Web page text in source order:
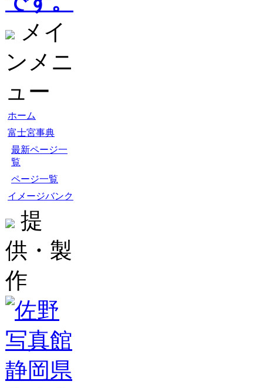
メイ
ンメニ
ュー
ホーム
富士宮事典
最新ページ一
覧
ページ一覧
イメージバンク
提
供・製
作